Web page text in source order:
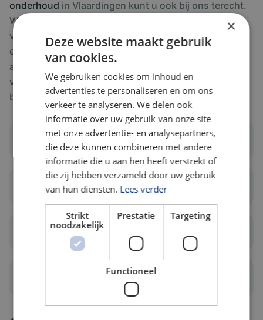
onderhoud in Vlaardingen kunt u ook bij ons terecht.
We kunnen een regelmatige onderhoudsbeurt
verzorgen, waarbij we uw systeem grondig reinigen
en controleren op gebreken. Zo blijft de
airconditioning niet alleen optimaal werken, maar
verlengt u ook de levensduur hiervan. Wel zo
belangrijk!
Onderhoud
Klant tevredenheid
Meerdere zones
Kostenbesparing
×
Deze website maakt gebruik
van cookies.
We gebruiken cookies om inhoud en
advertenties te personaliseren en om ons
verkeer te analyseren. We delen ook
informatie over uw gebruik van onze site
met onze advertentie- en analysepartners,
die deze kunnen combineren met andere
informatie die u aan hen heeft verstrekt of
die zij hebben verzameld door uw gebruik
van hun diensten. Lees verder
Strikt
noodzakelijk
Prestatie Targeting
Functioneel